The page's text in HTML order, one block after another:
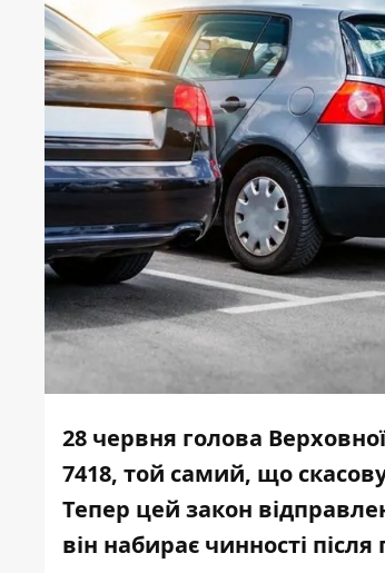
28 червня голова
7418, той самий, що
Тепер цей закон
він набирає чинності